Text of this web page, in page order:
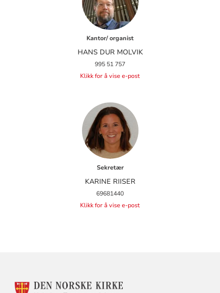
Kantor/ organist
HANS DUR MOLVIK
995 51 757
Klikk for å vise e-post
Sekretær
KARINE RIISER
69681440
Klikk for å vise e-post
KONTAKTINFORMASJON